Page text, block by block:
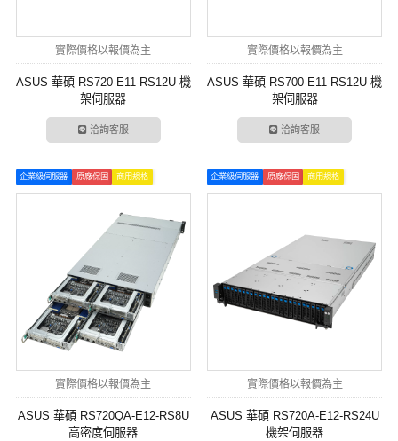
實際價格以報價為主
ASUS 華碩 RS720-E11-RS12U 機
架伺服器
洽詢客服
實際價格以報價為主
ASUS 華碩 RS700-E11-RS12U 機
架伺服器
洽詢客服
企業級伺服器 原廠保固 商用規格
實際價格以報價為主
ASUS 華碩 RS720QA-E12-RS8U
高密度伺服器
企業級伺服器 原廠保固 商用規格
實際價格以報價為主
ASUS 華碩 RS720A-E12-RS24U
機架伺服器